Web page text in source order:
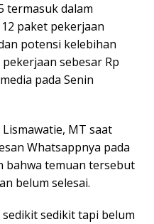
termasuk dalam
paket pekerjaan
potensi kelebihan
sebesar Rp
pada Senin
MT saat
Whatsappnya pada
bahwa temuan tersebut
belum selesai.
sedikit tapi belum